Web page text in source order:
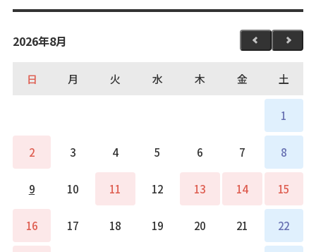
2026年8月
日 月 火 水 木 金 土
1
2 3 4 5 6 7 8
9 10 11 12 13 14 15
16 17 18 19 20 21 22